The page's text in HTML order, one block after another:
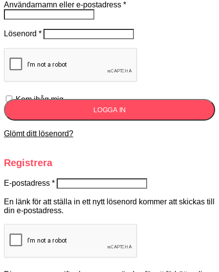
Användarnamn eller e-postadress *
Lösenord *
Kom ihåg mig
LOGGA IN
Glömt ditt lösenord?
Registrera
E-postadress *
En länk för att ställa in ett nytt lösenord kommer att skickas till
din e-postadress.